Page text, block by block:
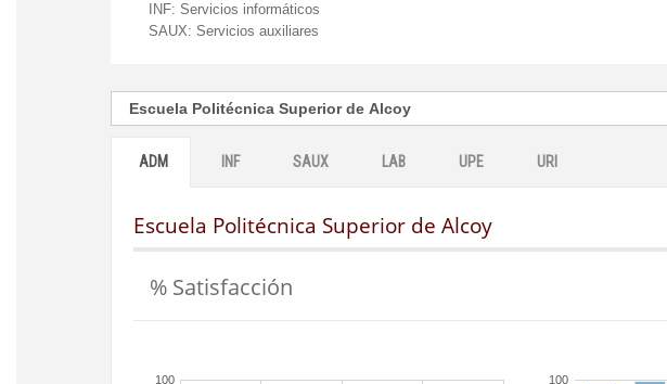
INF: Servicios informáticos
SAUX: Servicios auxiliares
ADM INF SAUX LAB UPE URI
Escuela Politécnica Superior de Alcoy
% Satisfacción
100 100